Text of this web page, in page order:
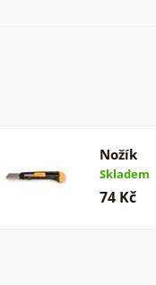
Nožík
Skladem
74 Kč